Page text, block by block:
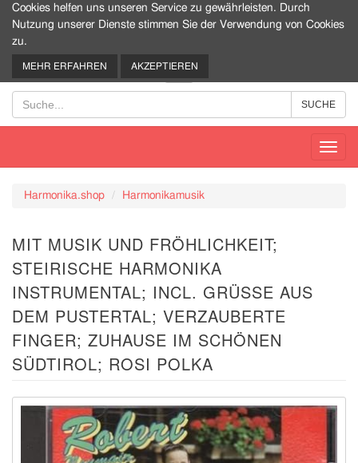
0
Harmonika.shop Harmonikamusik
MIT MUSIK UND FRÖHLICHKEIT;
STEIRISCHE HARMONIKA
INSTRUMENTAL; INCL. GRÜSSE AUS D
EM PUSTERTAL; VERZAUBERTE F
INGER; ZUHAUSE IM SCHÖNEN S
ÜDTIROL; ROSI POLKA
Cookies helfen uns unseren Service zu gewährleisten. Durch
Nutzung unserer Dienste stimmen Sie der Verwendung von Cookies
zu.
MEHR ERFAHREN AKZEPTIEREN